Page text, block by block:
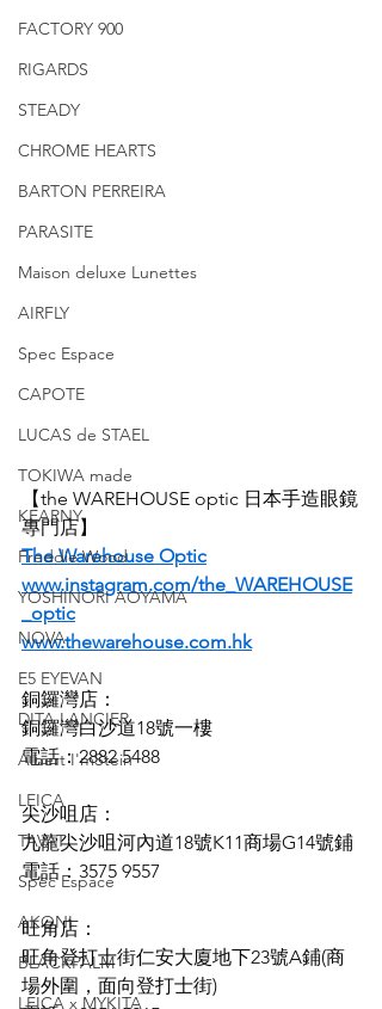
FACTORY 900
RIGARDS
STEADY
CHROME HEARTS
BARTON PERREIRA
PARASITE
Maison deluxe Lunettes
AIRFLY
Spec Espace
CAPOTE
LUCAS de STAEL
TOKIWA made
KEARNY
Freddie Wood
YOSHINORI AOYAMA
NOVA
E5 EYEVAN
DITA LANCIER
Albert I'mStein
LEICA
TAVAT
Spec Espace
AKONI
BLACKPALM
LEICA x MYKITA
【the WAREHOUSE optic 日本手造眼鏡
專門店】
The Warehouse Optic
www.instagram.com/the_WAREHOUSE
_optic
www.thewarehouse.com.hk
銅鑼灣店：
銅鑼灣白沙道18號一樓
電話：2882 5488
尖沙咀店：
九龍尖沙咀河內道18號K11商場G14號鋪
電話：3575 9557
旺角店：
旺角登打士街仁安大廈地下23號A鋪(商
場外圍，面向登打士街)